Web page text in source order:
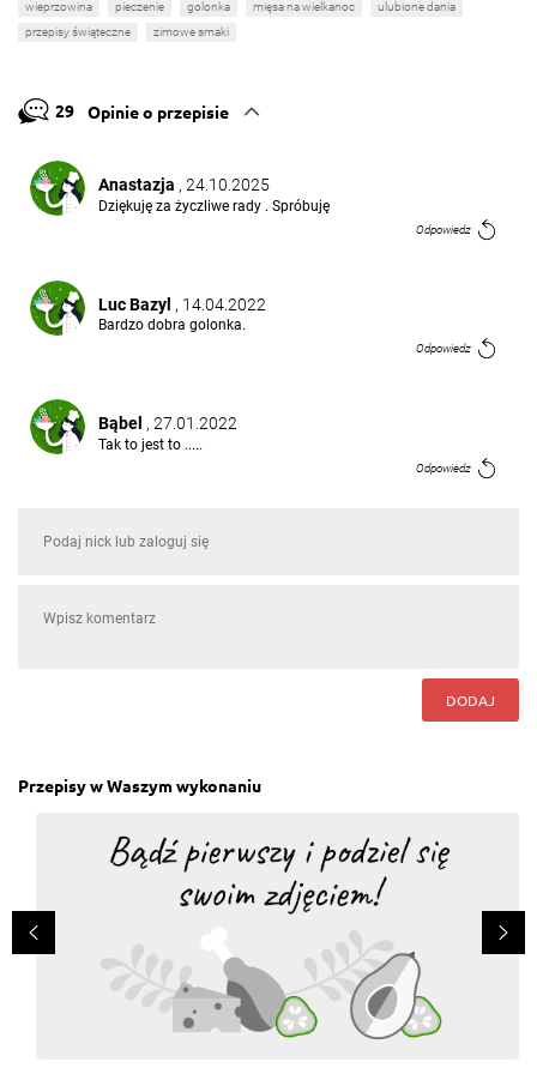
wieprzowina pieczenie golonka mięsa na wielkanoc
ulubione dania
przepisy świąteczne
zimowe smaki
29 Opinie o przepisie
Anastazja , 24.10.2025
Dziękuję za życzliwe rady . Spróbuję
Odpowiedz
Luc Bazyl , 14.04.2022
Bardzo dobra golonka.
Odpowiedz
Bąbel , 27.01.2022
Tak to jest to .....
Odpowiedz
Andrzej Jany, 31.12.2021
ukrywam, że przyczyniła się ona do poznania mego
zmodyfikowałam za sprawą kolejnej miłości, czyli
uczucia wielkiego do kuchni azjatyckiej. W podanym
ciemne japońskie piwo Echigo Stout oraz kieliszek
Sake. Zamiast soli używam sosu sojowego, a miód
mieszam z odrobiną imbiru, czosnku i ostrej papryki.
Mam do tego przepisu olbrzymi sentyment <3
, 21.12.2021
Tak. Ze słodyczy najlepsza jest golonka:) Ja w tym
przepisie warzywa ścieram na grubych oczkach, a
golonkę przed obsmażeniem marynuję na suchu w
DODAJ
Przepisy w Waszym wykonaniu